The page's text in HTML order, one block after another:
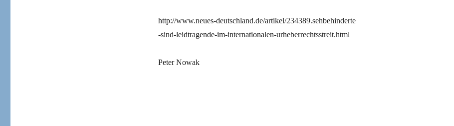
http://www.neues-deutschland.de/artikel/234389.sehbehinderte
-sind-leidtragende-im-internationalen-urheberrechtsstreit.html
Peter Nowak